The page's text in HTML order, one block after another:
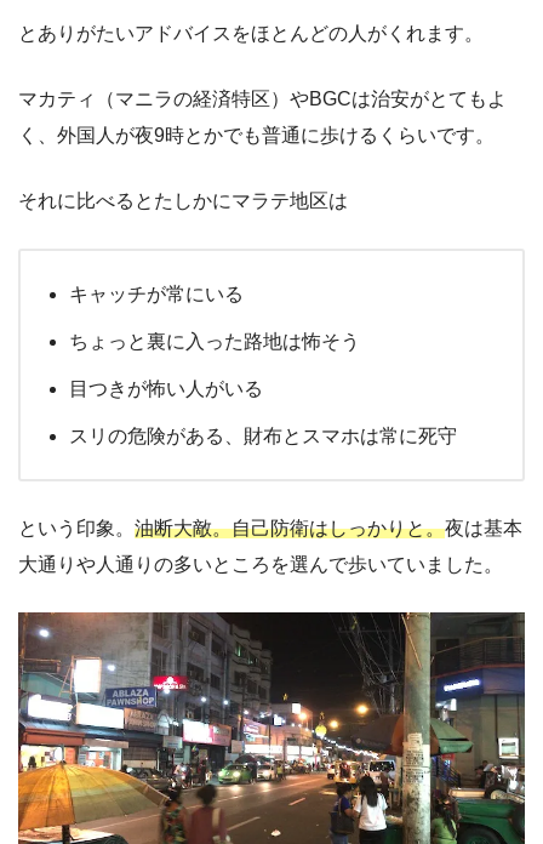
とありがたいアドバイスをほとんどの人がくれます。
マカティ（マニラの経済特区）やBGCは治安がとてもよ
く、外国人が夜9時とかでも普通に歩けるくらいです。
それに比べるとたしかにマラテ地区は
キャッチが常にいる
ちょっと裏に入った路地は怖そう
目つきが怖い人がいる
スリの危険がある、財布とスマホは常に死守
という印象。 油断大敵。自己防衛はしっかりと。夜は基本
大通りや人通りの多いところを選んで歩いていました。